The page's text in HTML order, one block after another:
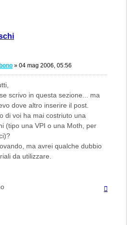
» 04 mag 2006, 05:56
scrivo in questa sezione... ma
dove altro inserire il post.
di voi ha mai costriuto una
(tipo una VPI o una Moth, per
ma avrei qualche dubbio
da utilizzare.